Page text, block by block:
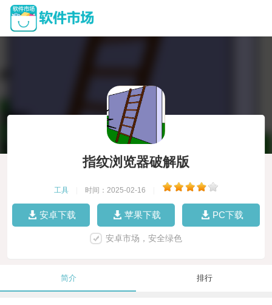
指纹浏览器破解版
工具 时间：2025-02-16
安卓下载 苹果下载 PC下载
安卓市场，安全绿色
简介 排行